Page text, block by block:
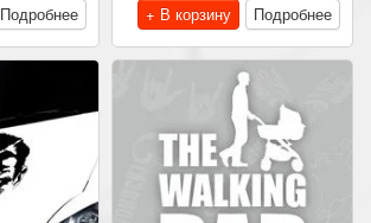
Подробнее
+ В корзину
Подробнее